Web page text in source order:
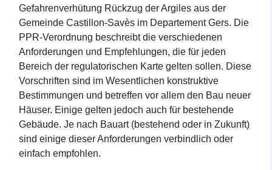
Gefahrenverhütung Rückzug der Argiles aus der
Gemeinde Castillon-Savès im Departement Gers. Die
PPR-Verordnung beschreibt die verschiedenen
Anforderungen und Empfehlungen, die für jeden
Bereich der regulatorischen Karte gelten sollen. Diese
Vorschriften sind im Wesentlichen konstruktive
Bestimmungen und betreffen vor allem den Bau neuer
Häuser. Einige gelten jedoch auch für bestehende
Gebäude. Je nach Bauart (bestehend oder in Zukunft)
sind einige dieser Anforderungen verbindlich oder
einfach empfohlen.